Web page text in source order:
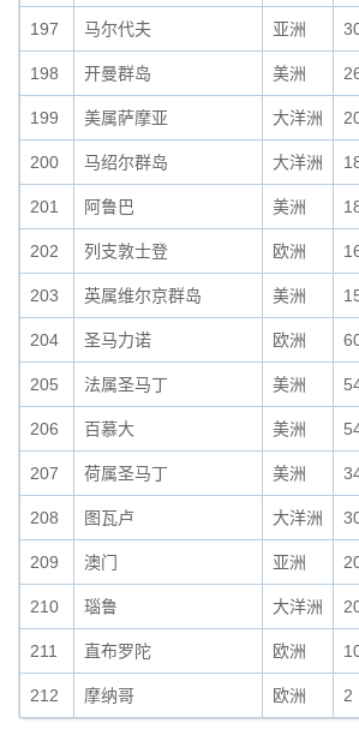
197 马尔代夫 亚洲
198 开曼群岛 美洲
199 美属萨摩亚 大洋洲
200 马绍尔群岛 大洋洲
201 阿鲁巴 美洲
202 列支敦士登 欧洲
203 英属维尔京群岛 美洲
204 圣马力诺 欧洲
205 法属圣马丁 美洲
206 百慕大 美洲
207 荷属圣马丁 美洲
208 图瓦卢 大洋洲
209 澳门 亚洲
210 瑙鲁 大洋洲
211 直布罗陀 欧洲
212 摩纳哥 欧洲 2